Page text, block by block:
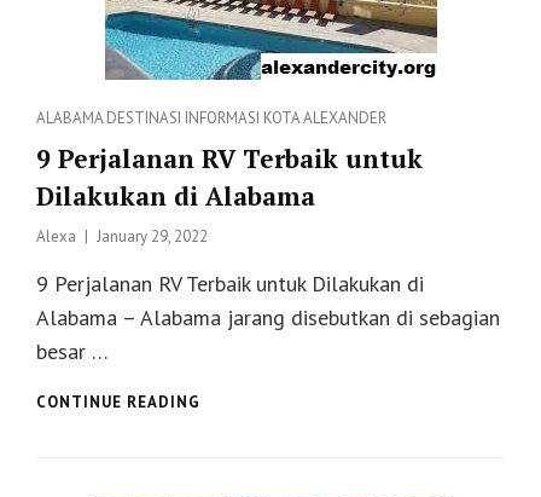
Categories
ALABAMADESTINASI INFORMASI KOTA ALEXANDER
9 Perjalanan RV Terbaik untuk
Dilakukan di Alabama
Alexa
Posted
January 29, 2022
9 Perjalanan RV Terbaik untuk Dilakukan di
Alabama – Alabama jarang disebutkan di sebagian
besar …
CONTINUE READING